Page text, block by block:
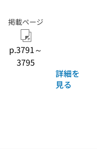
掲載ページ
p.3791～
3795
詳細を
見る